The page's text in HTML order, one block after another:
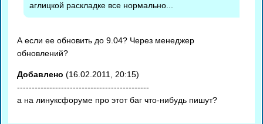
аглицкой раскладке все нормально...
А если ее обновить до 9.04? Через менеджер
обновлений?
Добавлено (16.02.2011, 20:15)
---------------------------------------------
а на линуксфоруме про этот баг что-нибудь пишут?